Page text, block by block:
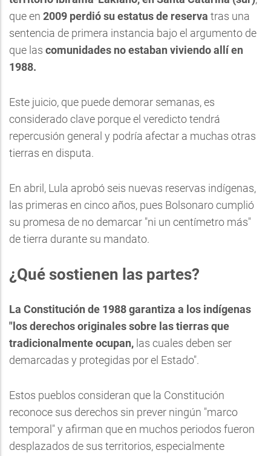
que en 2009 perdió su estatus de reserva tras una
sentencia de primera instancia bajo el argumento de
que las comunidades no estaban viviendo allí en
1988.
Este juicio, que puede demorar semanas, es
considerado clave porque el veredicto tendrá
repercusión general y podría afectar a muchas otras
tierras en disputa.
En abril, Lula aprobó seis nuevas reservas indígenas,
las primeras en cinco años, pues Bolsonaro cumplió
su promesa de no demarcar "ni un centímetro más"
de tierra durante su mandato.
¿Qué sostienen las partes?
La Constitución de 1988 garantiza a los indígenas
"los derechos originales sobre las tierras que
tradicionalmente ocupan, las cuales deben ser
demarcadas y protegidas por el Estado".
Estos pueblos consideran que la Constitución
reconoce sus derechos sin prever ningún "marco
temporal" y afirman que en muchos periodos fueron
desplazados de sus territorios, especialmente